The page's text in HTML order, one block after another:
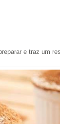
e traz um